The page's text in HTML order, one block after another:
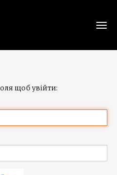
щоб увійти: